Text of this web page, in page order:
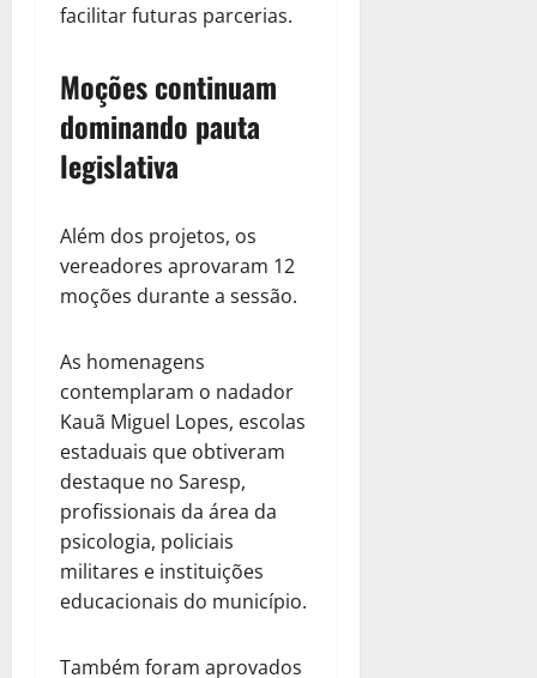
facilitar futuras parcerias.
Moções continuam
dominando pauta
legislativa
Além dos projetos, os
vereadores aprovaram 12
moções durante a sessão.
As homenagens
contemplaram o nadador
Kauã Miguel Lopes, escolas
estaduais que obtiveram
destaque no Saresp,
profissionais da área da
psicologia, policiais
militares e instituições
educacionais do município.
Também foram aprovados